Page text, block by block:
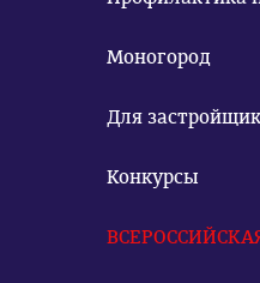
Моногород
Для
Конкурсы